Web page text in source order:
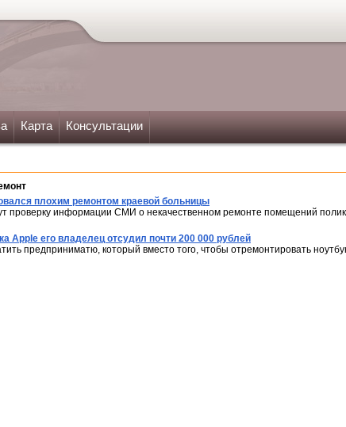
Карта Консультации
плохим ремонтом краевой больницы
проверку информации СМИ о некачественном ремонте помещений
Apple его владелец отсудил почти 200 000 рублей
предприниматю, который вместо того, чтобы отремонтировать